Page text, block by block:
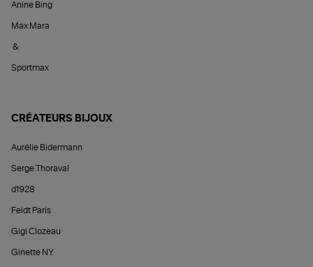
Anine Bing
Max Mara
&
Sportmax
CRÉATEURS BIJOUX
Aurélie Bidermann
Serge Thoraval
d1928
Feidt Paris
Gigi Clozeau
Ginette NY